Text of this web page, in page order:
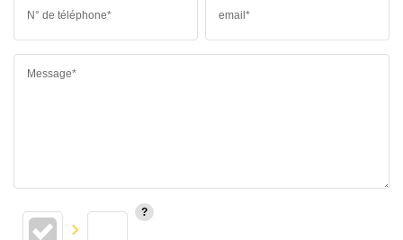
N° de téléphone* email*
Message*